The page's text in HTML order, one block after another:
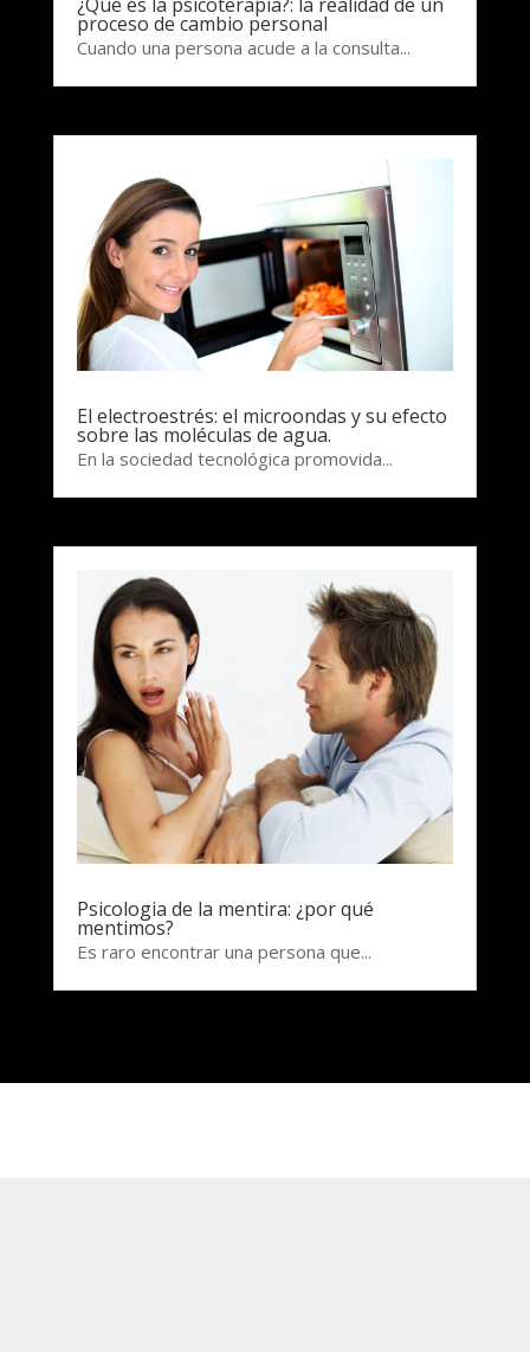
proceso de cambio personal
Cuando una persona acude a la consulta...
El electroestrés: el microondas y su efecto
sobre las moléculas de agua.
En la sociedad tecnológica promovida...
Psicologia de la mentira: ¿por qué
mentimos?
Es raro encontrar una persona que...